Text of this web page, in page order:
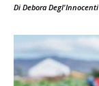
Di Debora Degl'Innocenti